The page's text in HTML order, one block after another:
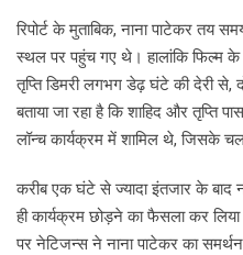
रिपोर्ट के मुताबिक, नाना पाटेकर तय
स्थल पर पहुंच गए थे। हालांकि फिल्म
तृप्ति डिमरी लगभग डेढ़ घंटे की देरी से,
बताया जा रहा है कि शाहिद और तृप्ति
लॉन्च कार्यक्रम में शामिल थे, जिसके
करीब एक घंटे से ज्यादा इंतजार के बाद
ही कार्यक्रम छोड़ने का फैसला कर
पर नेटिजन्स ने नाना पाटेकर का